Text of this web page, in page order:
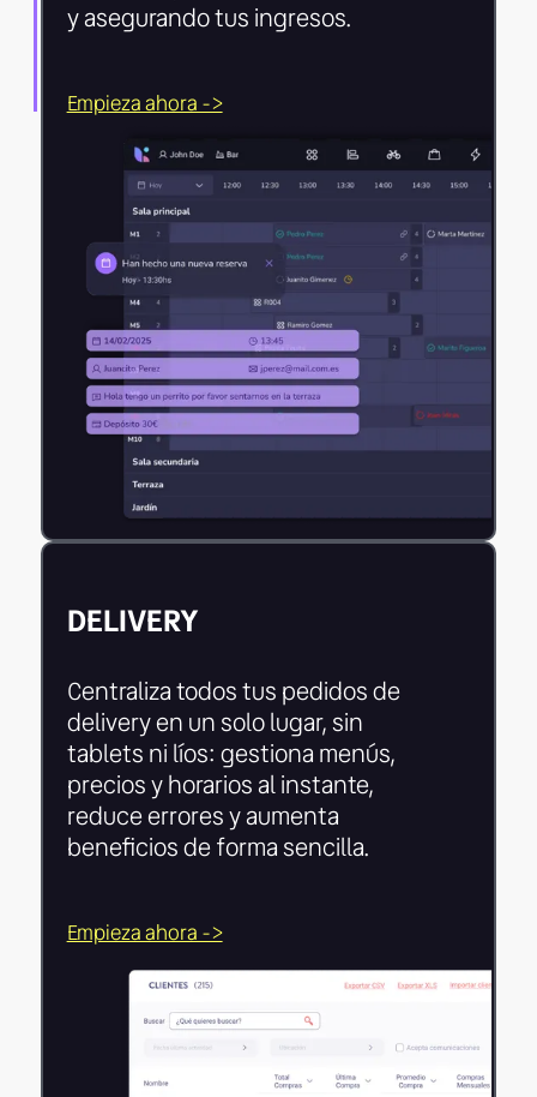
y asegurando tus ingresos.
Empieza ahora ->
DELIVERY
Centraliza todos tus pedidos de
delivery en un solo lugar, sin
tablets ni líos: gestiona menús,
precios y horarios al instante,
reduce errores y aumenta
beneficios de forma sencilla.
Empieza ahora ->